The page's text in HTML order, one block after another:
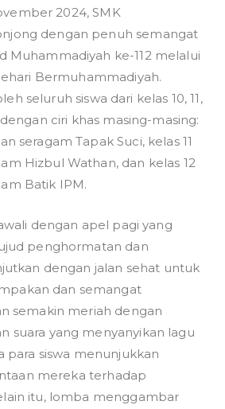
n
g
Selamat
Milad
Muhammadiyah
ke-
2024, SMK
dengan penuh semangat
Muhammadiyah ke-112 melalui
Bermuhammadiyah.
seluruh siswa dari kelas 10, 11,
ciri khas masing-masing:
seragam Tapak Suci, kelas 11
Hizbul Wathan, dan kelas 12
Batik IPM.
dengan apel pagi yang
penghormatan dan
dengan jalan sehat untuk
dan semangat
semakin meriah dengan
suara yang menyanyikan lagu
para siswa menunjukkan
mereka terhadap
itu, lomba menggambar